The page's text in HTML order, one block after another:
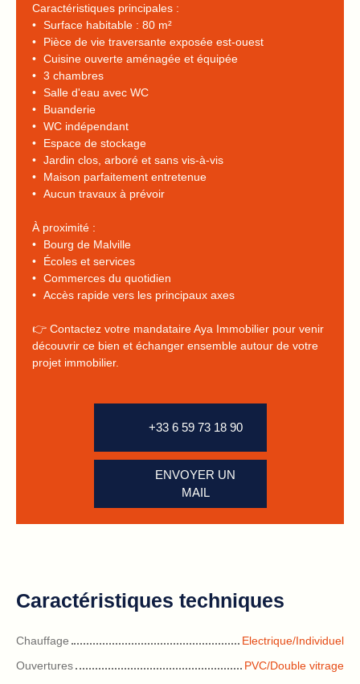
Caractéristiques principales :
Surface habitable : 80 m²
Pièce de vie traversante exposée est-ouest
Cuisine ouverte aménagée et équipée
3 chambres
Salle d'eau avec WC
Buanderie
WC indépendant
Espace de stockage
Jardin clos, arboré et sans vis-à-vis
Maison parfaitement entretenue
Aucun travaux à prévoir
À proximité :
Bourg de Malville
Écoles et services
Commerces du quotidien
Accès rapide vers les principaux axes
👉 Contactez votre mandataire Aya Immobilier pour venir
découvrir ce bien et échanger ensemble autour de votre
projet immobilier.
+33 6 59 73 18 90
ENVOYER UN
MAIL
Caractéristiques techniques
Chauffage
Electrique/Individuel
Ouvertures
PVC/Double vitrage